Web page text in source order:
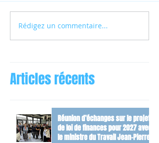
Rédigez un commentaire...
Articles récents
Réunion d’échanges sur le projet
de loi de finances pour 2027 avec
le ministre du Travail Jean-Pierre